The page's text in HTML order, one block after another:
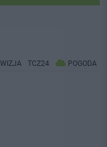
TCZ24 POGODA